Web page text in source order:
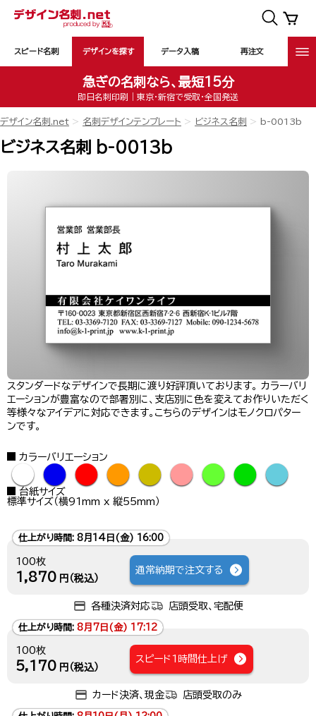
スピード名刺 デザインを探す データ入稿 再注文
急ぎの名刺なら、最短15分
即日名刺印刷｜東京・新宿で受取・全国発送
デザイン名刺.net 名刺デザインテンプレート ビジネス名刺 b-0013b
ビジネス名刺 b-0013b
スタンダードなデザインで長期に渡り好評頂いております。 カラーバリ
エーションが豊富なので部署別に、支店別に色を変えてお作りいただく
等様々なアイデアに対応できます。こちらのデザインはモノクロパター
ンです。
カラーバリエーション
● ● ● ● ● ● ● ● ●
台紙サイズ
標準サイズ（横91mm x 縦55mm）
仕上がり時間: 8月14日(金) 16:00
100枚
1,870 円（税込）
通常納期で注文する
各種決済対応 店頭受取、宅配便
仕上がり時間: 8月7日(金) 17:12
100枚
5,170 円（税込）
スピード1時間仕上げ
カード決済、現金 店頭受取のみ